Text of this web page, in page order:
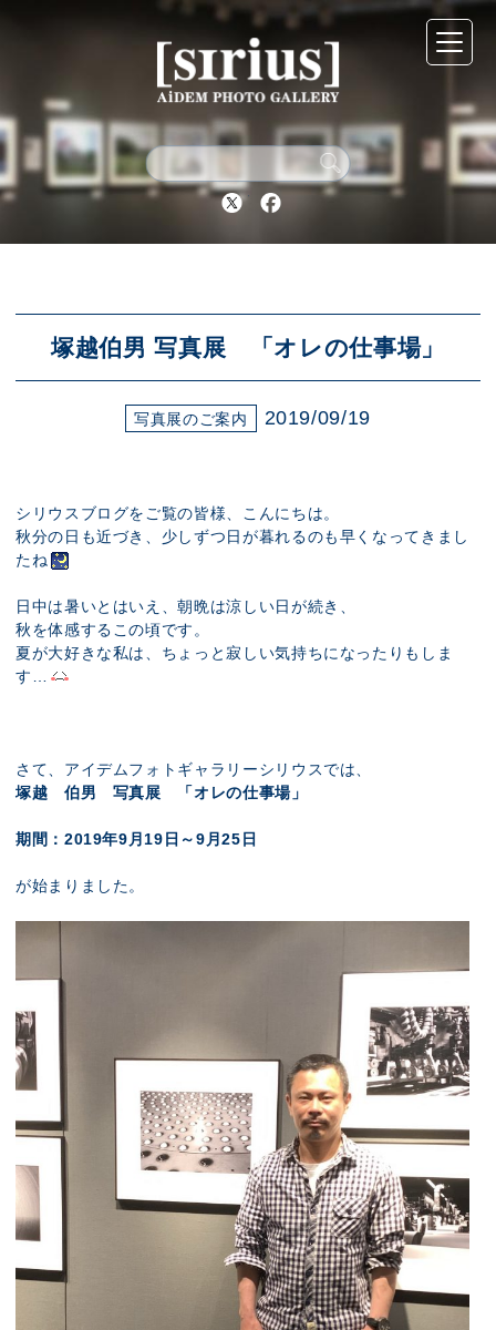
Twitter Facebook
塚越伯男 写真展 「オレの仕事場」
写真展のご案内 2019/09/19
シリウスブログをご覧の皆様、こんにちは。
秋分の日も近づき、少しずつ日が暮れるのも早くなってきまし
たね
日中は暑いとはいえ、朝晩は涼しい日が続き、
秋を体感するこの頃です。
夏が大好きな私は、ちょっと寂しい気持ちになったりもしま
す…
さて、アイデムフォトギャラリーシリウスでは、
塚越 伯男 写真展 「オレの仕事場」
期間：2019年9月19日～9月25日
が始まりました。
シリウスについて
展示スケジュール
アクセス